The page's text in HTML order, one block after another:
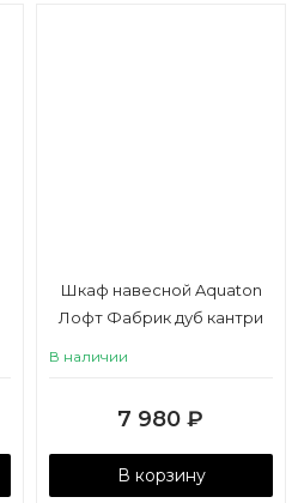
Шкаф навесной Aquaton
Лофт Фабрик дуб кантри
В наличии
7 980 ₽
В корзину